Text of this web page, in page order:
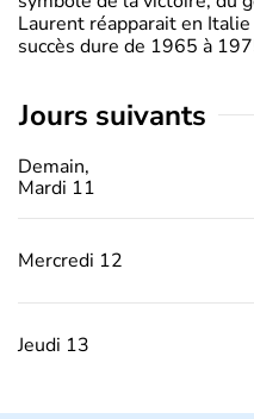
Laurent réapparait en
succès dure de 1965 à
jours suivants
Demain,
Mardi 11
Mercredi 12
Jeudi 13